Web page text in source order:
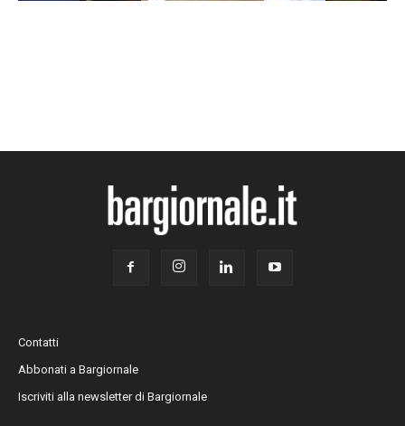
Contatti
Abbonati a Bargiornale
Iscriviti alla newsletter di Bargiornale